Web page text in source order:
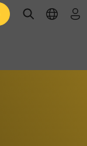
openopen